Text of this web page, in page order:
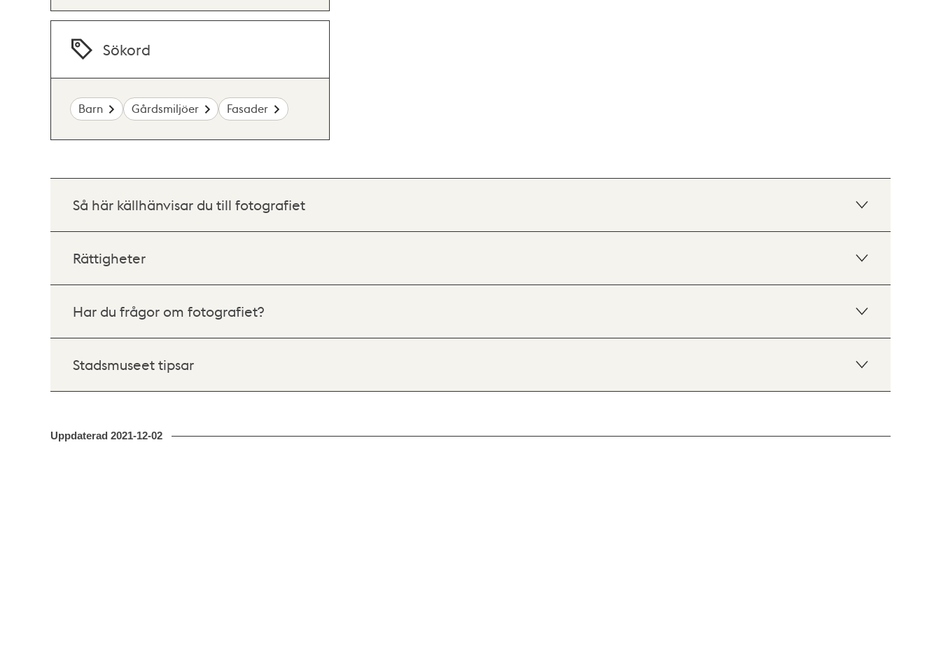
Sökord
Barn Gårdsmiljöer Fasader
Så här källhänvisar du till fotografiet
Rättigheter
Har du frågor om fotografiet?
Stadsmuseet tipsar
Uppdaterad 2021-12-02